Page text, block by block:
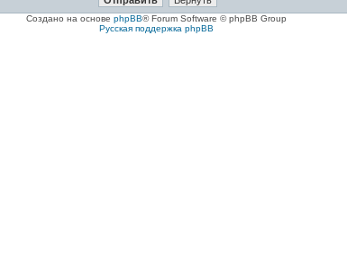
Создано на основе phpBB® Forum Software © phpBB Group
Русская поддержка phpBB